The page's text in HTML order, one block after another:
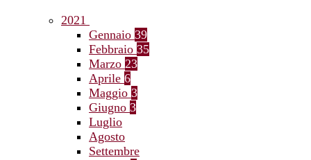
2021
Gennaio 39
Febbraio 35
Marzo 23
Aprile 6
Maggio 3
Giugno 3
Luglio
Agosto
Settembre